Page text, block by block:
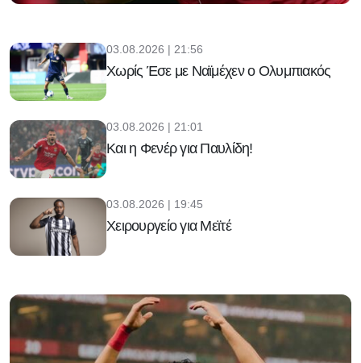
03.08.2026 | 21:56
Χωρίς Έσε με Ναϊμέχεν ο Ολυμπιακός
03.08.2026 | 21:01
Και η Φενέρ για Παυλίδη!
03.08.2026 | 19:45
Χειρουργείο για Μεϊτέ